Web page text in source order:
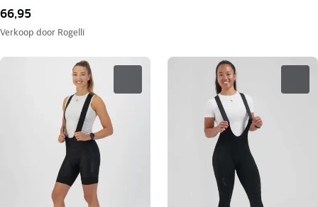
66,95
Verkoop door Rogelli